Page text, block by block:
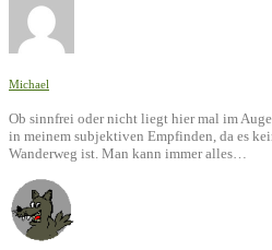
Michael
Ob sinnfrei oder nicht liegt hier mal im
in meinem subjektiven Empfinden, da es
Wanderweg ist. Man kann immer alles…